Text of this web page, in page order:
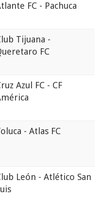
FC - Pachuca
Tijuana -
FC
Azul FC - CF
- Atlas FC
León - Atlético San